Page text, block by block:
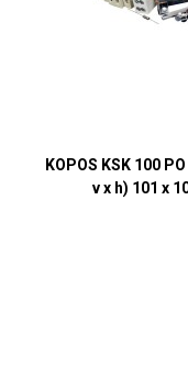
KOPOS KSK 100
v x h) 101 x